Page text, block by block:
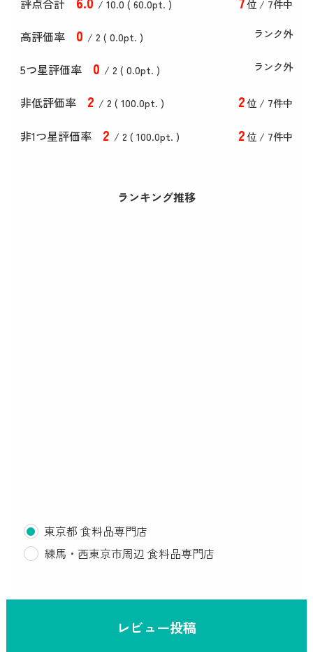
/ 10.0 ( 60.0pt. ) 位 / 7件中
高評価率 0 / 2 ( 0.0pt. ) ランク外
5つ星評価率 0 / 2 ( 0.0pt. ) ランク外
非低評価率 2 / 2 ( 100.0pt. ) 2位 / 7件中
非1つ星評価率 2 / 2 ( 100.0pt. ) 2位 / 7件中
ランキング推移
東京都 食料品専門店
練馬・西東京市周辺 食料品専門店
レビュー投稿